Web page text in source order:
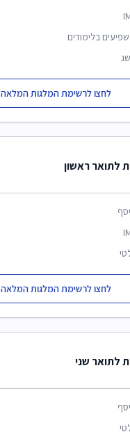
בלימודים
לחצו לרשימת המלגות המלאה
לתואר ראשון
לחצו לרשימת המלגות המלאה
לתואר שני